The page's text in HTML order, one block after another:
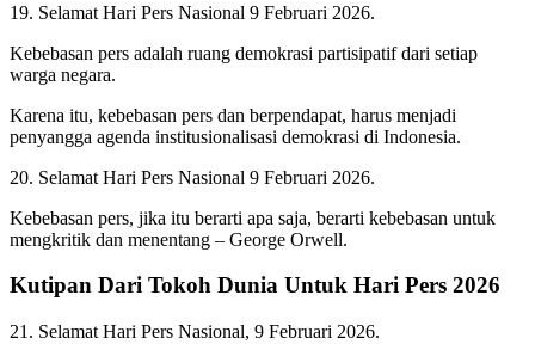
19. Selamat Hari Pers Nasional 9 Februari 2026.
Kebebasan pers adalah ruang demokrasi partisipatif dari setiap
warga negara.
Karena itu, kebebasan pers dan berpendapat, harus menjadi
penyangga agenda institusionalisasi demokrasi di Indonesia.
20. Selamat Hari Pers Nasional 9 Februari 2026.
Kebebasan pers, jika itu berarti apa saja, berarti kebebasan untuk
mengkritik dan menentang – George Orwell.
Kutipan Dari Tokoh Dunia Untuk Hari Pers 2026
21. Selamat Hari Pers Nasional, 9 Februari 2026.